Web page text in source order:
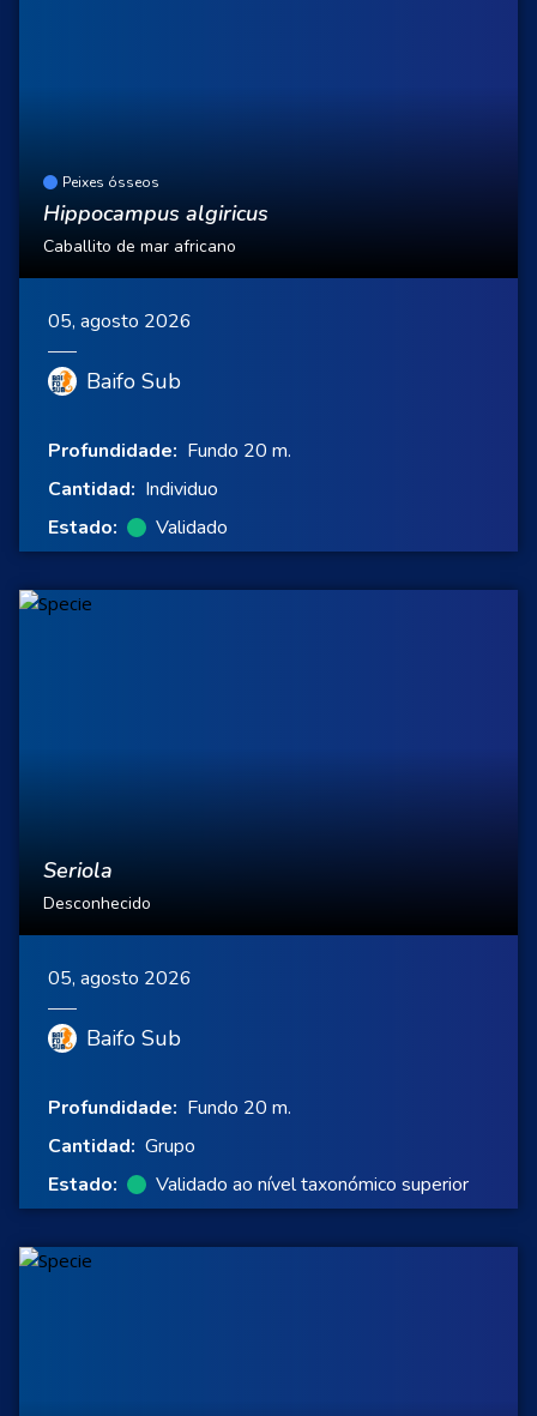
Peixes ósseos
Hippocampus algiricus
Caballito de mar africano
05, agosto 2026
Baifo Sub
Profundidade: Fundo 20 m.
Cantidad: Individuo
Estado:
Validado
Seriola
Desconhecido
05, agosto 2026
Baifo Sub
Profundidade: Fundo 20 m.
Cantidad: Grupo
Estado:
Validado ao nível taxonómico superior